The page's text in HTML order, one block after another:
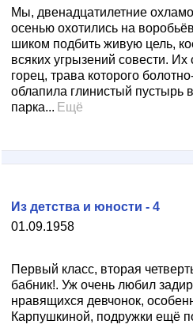
Мы, двенадцатилетние
осенью охотились на
шиком подбить живую цель,
всяких угрызений совести. Их
горец, трава которого
облапила глинистый пустырь
парка... Ещё
01.09.1958
Из детства и юности - 4
Первый класс, вторая
бабник!. Уж очень любил
нравящихся девчонок,
Карпушкиной, подружки ещё